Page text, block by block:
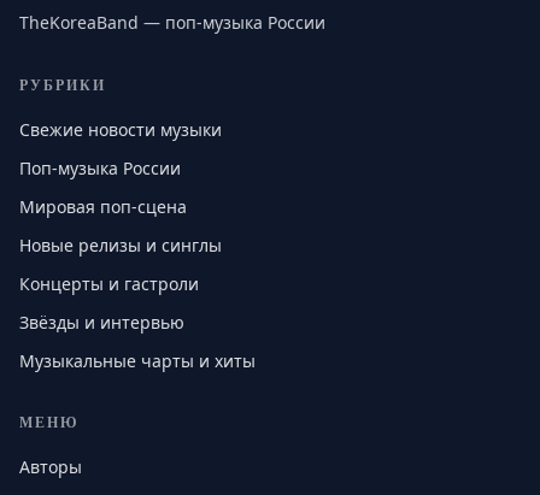
TheKoreaBand — поп-музыка России
РУБРИКИ
Свежие новости музыки
Поп-музыка России
Мировая поп-сцена
Новые релизы и синглы
Концерты и гастроли
Звёзды и интервью
Музыкальные чарты и хиты
МЕНЮ
Авторы